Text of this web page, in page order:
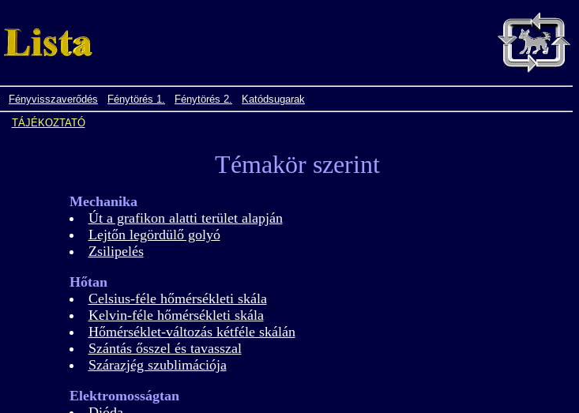
Fényvisszaverődés Fénytörés 1. Fénytörés 2.
Katódsugarak
TÁJÉKOZTATÓ
Témakör szerint
Mechanika
Út a grafikon alatti terület alapján
Lejtőn legördülő golyó
Zsilipelés
Hőtan
Celsius-féle hőmérsékleti skála
Kelvin-féle hőmérsékleti skála
Hőmérséklet-változás kétféle skálán
Szántás ősszel és tavasszal
Szárazjég szublimációja
Elektromosságtan